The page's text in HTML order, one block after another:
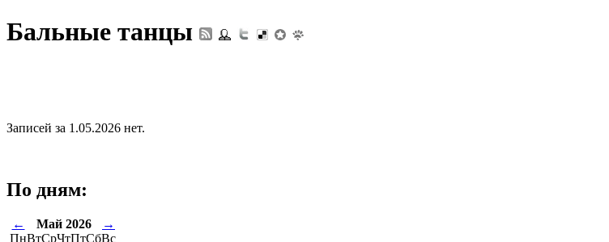
Бальные танцы
Записей за 1.05.2026 нет.
По дням:
← Май 2026
→
ПнВтСрЧтПтСбВс